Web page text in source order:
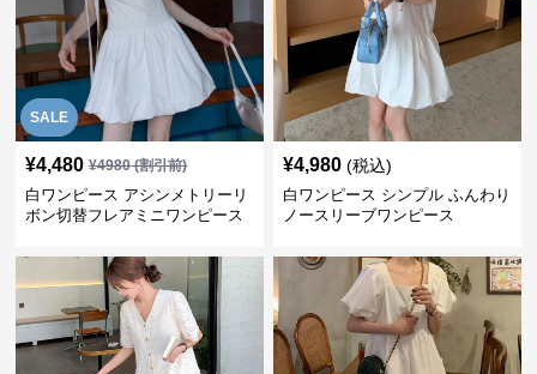
SALE
¥4,480 ¥4980(割引前)
白ワンピース アシンメトリーリ
ボン切替フレアミニワンピース
¥4,980 (税込)
白ワンピース シンプル ふんわり
ノースリーブワンピース